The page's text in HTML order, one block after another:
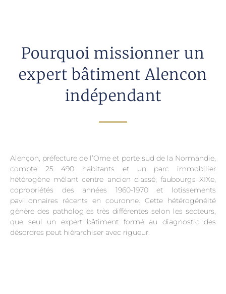
Pourquoi missionner un
expert bâtiment Alencon
indépendant
Alençon, préfecture de l’Orne et porte sud de la Normandie,
compte 25 490 habitants et un parc immobilier
hétérogène mêlant centre ancien classé, faubourgs XIXe,
copropriétés des années 1960-1970 et lotissements
pavillonnaires récents en couronne. Cette hétérogénéité
génère des pathologies très différentes selon les secteurs,
que seul un expert bâtiment formé au diagnostic des
désordres peut hiérarchiser avec rigueur.